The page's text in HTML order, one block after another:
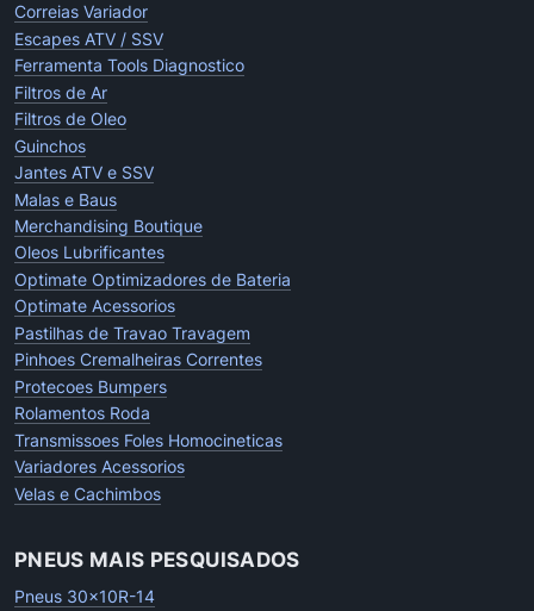
Correias Variador
Escapes ATV / SSV
Ferramenta Tools Diagnostico
Filtros de Ar
Filtros de Oleo
Guinchos
Jantes ATV e SSV
Malas e Baus
Merchandising Boutique
Oleos Lubrificantes
Optimate Optimizadores de Bateria
Optimate Acessorios
Pastilhas de Travao Travagem
Pinhoes Cremalheiras Correntes
Protecoes Bumpers
Rolamentos Roda
Transmissoes Foles Homocineticas
Variadores Acessorios
Velas e Cachimbos
PNEUS MAIS PESQUISADOS
Pneus 30x10R-14